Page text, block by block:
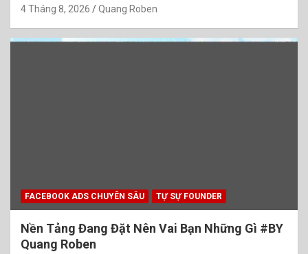
4 Tháng 8, 2026 Quang Roben
FACEBOOK ADS CHUYÊN SÂU TỰ SỰ FOUNDER
Nền Tảng Đang Đặt Nên Vai Bạn Những Gì #BY
Quang Roben